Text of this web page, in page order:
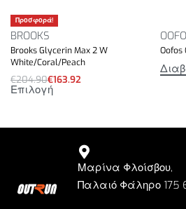
Προσφορά!
BROOKS
Brooks Glycerin Max 2 W
White/Coral/Peach
€204.90€163.92
Επιλογή
Oofos
Μαρίνα Φλοίσβου,
Παλαιό Φάληρο 175